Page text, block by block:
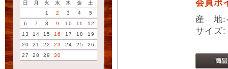
日 月 火 水 木 金
土
1
2 3 4
5
6
7 8 9 10 11
12
13
14 15 16 17 18
19
20
21 22 23 24 25
26
27
28 29 30
会員ポ
産 地:
サイ